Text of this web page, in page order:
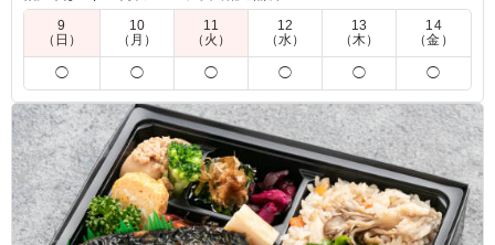
一品です。かわいい3種のまるコロおにぎりと、すべて手作り
のこだわり和洋惣菜が自慢のお弁当です。
※おにぎりの種類を下記の組み合わせからお選びいただけま
す。
「A：生ハムオリーブのおにぎり・梅おかかのおにぎり・コー
ンのおにぎり」
「B：さくらにぎり、ゆかりれんこんのおにぎり、青のりのお
にぎり」
「C：おかかチーズのおにぎり・オリーブ味噌のおにぎり・サ
9
（日）
10
（月）
11
（火）
12
（水）
13
（木）
14
（金）
◯ ◯ ◯ ◯ ◯ ◯